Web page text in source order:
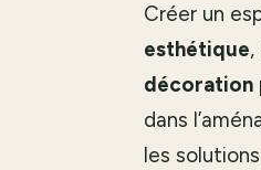
Créer un
esthétique
décoration
dans
les